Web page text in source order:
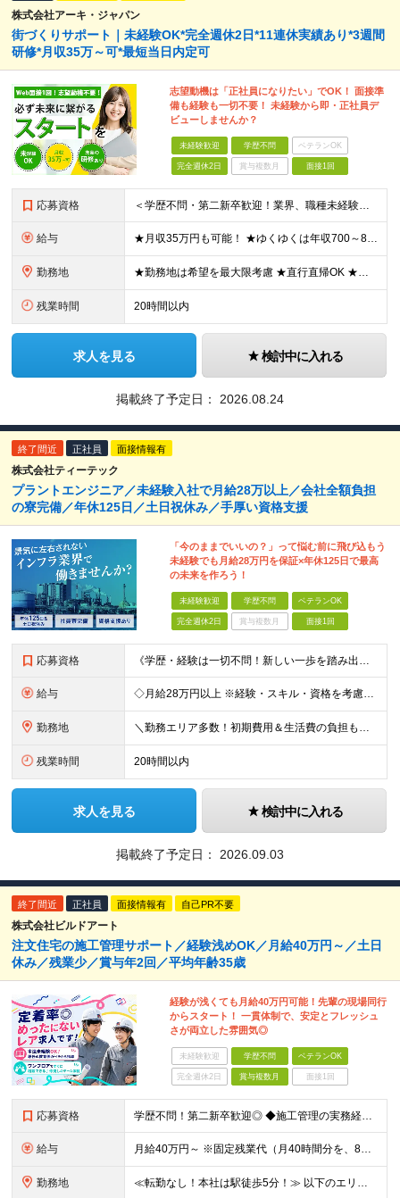
株式会社アーキ・ジャパン
街づくりサポート｜未経験OK*完全週休2日*11連休実績あり*3週間
研修*月収35万～可*最短当日内定可
志望動機は「正社員になりたい」でOK！ 面接準
備も経験も一切不要！ 未経験から即・正社員デ
ビューしませんか？
未経験歓迎 学歴不問 ベテランOK
完全週休2日 賞与複数月 面接1回
応募資格 ＜学歴不問・第二新卒歓迎！業界、職種未経験歓迎！20代～30代活躍中＞ ★35歳以下の方（若年層の長期キャリア形成を図るため） ★フリーター・正社員未経験・社会人未経験OK ★転職回数が多い方もぜひ
給与 ★月収35万円も可能！ ★ゆくゆくは年収700～800万円も！ ★手当が多数あり ・残業手当（100％）★1分単位で支給 ・資格手当（最大月6万円） ・結婚/出産祝金（最大3万円） 【首都圏・北関東
勤務地 ★勤務地は希望を最大限考慮 ★直行直帰OK ★車通勤のエリアもあり ★研修は、下記いずれかの研修センターで行います ・東京校（東京本社とアクセスは同様） ・大阪校（大阪府大阪市中央区道修町 2-1-1
残業時間 20時間以内
求人を見る 検討中に入れる
掲載終了予定日： 2026.08.24
終了間近 正社員 面接情報有
株式会社ティーテック
プラントエンジニア／未経験入社で月給28万以上／会社全額負担
の寮完備／年休125日／土日祝休み／手厚い資格支援
「今のままでいいの？」って悩む前に飛び込もう
未経験でも月給28万円を保証×年休125日で最高
の未来を作ろう！
未経験歓迎 学歴不問 ベテランOK
完全週休2日 賞与複数月 面接1回
応募資格 《学歴・経験は一切不問！新しい一歩を踏み出す熱意を大歓迎》 「今の現状を変えたい」 「安定した収入と一生モノの技術を手に入れたい」 そんな想いを持った方なら、これまでの経歴に関わらず大歓迎です！ 20
給与 ◇月給28万円以上 ※経験・スキル・資格を考慮の上で決定します。
勤務地 ＼勤務エリア多数！初期費用＆生活費の負担もほぼゼロ★／ 東京・神奈川・千葉のオフィス街をはじめ、 関東を中心とした全国のプラント工場や太平洋ベルト地帯が舞台！ 実は……【全体の約9割が関東エリア】の
残業時間 20時間以内
求人を見る 検討中に入れる
掲載終了予定日： 2026.09.03
終了間近 正社員 面接情報有 自己PR不要
株式会社ビルドアート
注文住宅の施工管理サポート／経験浅めOK／月給40万円～／土日
休み／残業少／賞与年2回／平均年齢35歳
経験が浅くても月給40万円可能！先輩の現場同行
からスタート！ 一貫体制で、安定とフレッシュ
さが両立した雰囲気◎
未経験歓迎 学歴不問 ベテランOK
完全週休2日 賞与複数月 面接1回
応募資格 学歴不問！第二新卒歓迎◎ ◆施工管理の実務経験がある方／木造施工管理経験者歓迎◎ ★無資格OK・資格取得支援あり ◆普通自動車運転免許（AT限定可） ～このような方がご活躍いただけます～ ◇上流
給与 月給40万円～ ※固定残業代（月40時間分を、8万3000円～）を含む。 上記を超える時間外労働分は追加で支給します ※試用期間6ヶ月（期間中の待遇・条件は変わりません） ★年間180棟の安定し
勤務地 ≪転勤なし！本社は駅徒歩5分！≫ 以下のエリアの現場をお任せします。 ■東京都 │23区（新宿・渋谷・港・世田谷・目黒・大田・杉並・中野・練馬・品川） │多摩エリア（町田・八王子・吉祥寺・立川・調